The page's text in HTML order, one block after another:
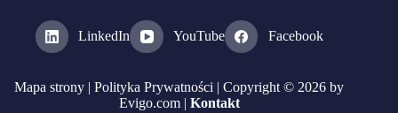
LinkedIn YouTube Facebook
Mapa strony |Polityka Prywatności | Copyright © 2026 by
Evigo.com | Kontakt